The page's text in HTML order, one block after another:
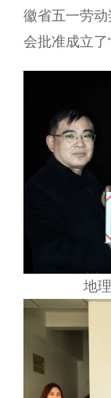
徽省五一劳动
会批准成立了
地